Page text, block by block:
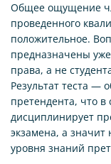
Общее ощущение
проведенного
положительное.
предназначены
права, а не
Результат теста —
претендента, что
дисциплинирует
экзамена, а
уровня знаний